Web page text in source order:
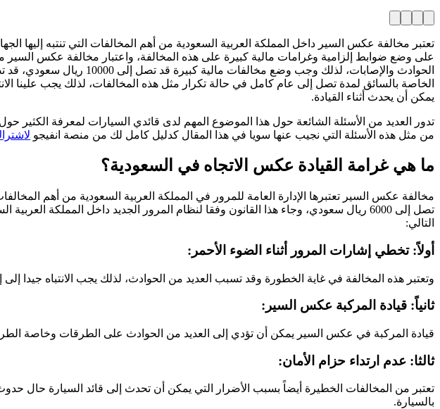
تعتبر مخالفة عكس السير داخل المملكة العربية السعودية من أهم المخالفات التي تنتبه إليها
على وضع ضوابط إلزامية وغرامات مالية كبيرة على هذه المخالفة، واعتبار مخالفة عكس السير
الحوادث والإصابات، لذلك
الخاصة بالسائق لمدة تصل إلى عام كامل في حالة تكرار مثل هذه المخالفات، لذلك يجب علينا
يمكن أن يحدث أثناء القيادة.
تدور العديد من الأسئلة الشائعة حول هذا الموضوع المهم لدى قائدي السيارات لمعرفة الكثير
من مثل هذه الأسئلة التي نجيب عنها سويا في هذا المقال كدليل كامل لك من منصة انفيجو
ما هي غرامة القيادة عكس الاتجاه في السعودية؟
تصل إلى 6000 ريال سعودي، وجاء هذا القانون وفقا لنظام المرور الجديد داخل المملكة
التالي:
أولاً: تخطي إشارات المرور أثناء الضوء الأحمر:
وتعتبر هذه المخالفة في غاية الخطورة وقد تسبب العديد من الحوادث، لذلك يجب الانتباه جيدا
ثانياً: قيادة المركبة عكس السير:
قيادة المركبة في عكس السير يمكن أن تؤدي إلى العديد من الحوادث على الطرقات وخاصة
ثالثا: عدم ارتداء حزام الأمان:
تعتبر من المخالفات الخطيرة أيضاً بسبب الأضرار التي يمكن أن تحدث إلى قائد السيارة حال
بالسيارة.